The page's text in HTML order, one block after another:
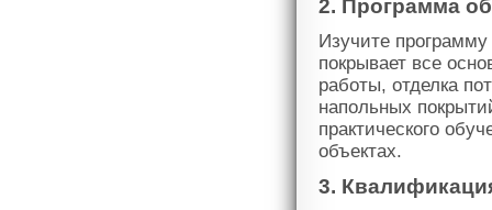
2. Программа
Изучите
покрывает все
работы, отделка
напольных
практического
объектах.
3.